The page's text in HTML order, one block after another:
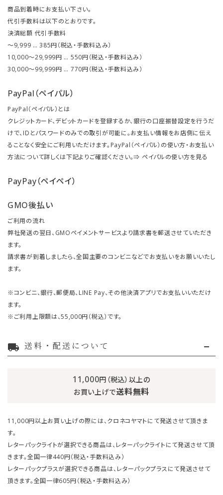
商品到着時にお支払い下さい。
代引手数料は以下のとおりです。
決済総額 代引手数料
～9,999 … 385円（税込・手数料込み）
10,000～29,999円 … 550円（税込・手数料込み）
30,000～99,999円 … 770円（税込・手数料込み）
PayPal（ペイパル）
PayPal（ペイパル）とは
クレジットカード、デビットカードを登録するか、銀行の口座振替設定を行うだ
けで、IDとパスワードのみでの取引が可能に。お支払い情報をお店側に伝え
ることなく安全にご利用いただけます。PayPal（ペイパル）の使い方・お支払い
方法について詳しくは下記よりご確認ください。⇒ ペイパルの使い方を見る
PayPay（ペイペイ）
GMO後払い
ご利用の流れ
弊社発送の翌日、GMOペイメントサービスより請求書を郵送させていただき
ます。
請求書が到着しましたら、全国主要のコンビニなどでお支払いをお願いいたし
ます。
※コンビニ、銀行、郵便局、LINE Pay、その他決済アプリでお支払いいただけ
ます。
※ご利用上限額は、55,000円（税込）です。
local_shipping 送料・配送について
11,000円（税込）以上の
お買い上げで送料無料
11,000円以上お買い上げの際には、クロネコヤマトにて発送させて頂きま
す。
レターパックライトが選択できる商品は、レターパックライトにて発送させて頂
きます。全国一律440円（税込・手数料込み）
レターパックプラスが選択できる商品は、レターパックプラスにて発送させて
頂きます。全国一律605円（税込・手数料込み）